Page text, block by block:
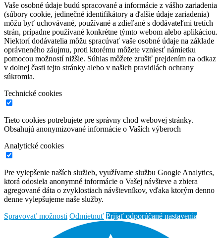
Vaše osobné údaje budú spracované a informácie z vášho zariadenia
(súbory cookie, jedinečné identifikátory a ďalšie údaje zariadenia)
môžu byť uchovávané, používané a zdieľané s dodávateľmi tretích
strán, prípadne používané konkrétne týmto webom alebo aplikáciou.
Niektorí dodávatelia môžu spracúvať vaše osobné údaje na základe
oprávneného záujmu, proti ktorému môžete vzniesť námietku
pomocou možností nižšie. Súhlas môžete zrušiť prejdením na odkaz
v dolnej časti tejto stránky alebo v našich pravidlách ochrany
súkromia.
Technické cookies
Tieto cookies potrebujete pre správny chod webovej stránky.
Obsahujú anonymizované informácie o Vaších výberoch
Analytické cookies
Pre vylepšenie naších služieb, využívame službu Google Analytics,
ktorá odosiela anonymné informácie o Vašej návšteve a zbiera
agregované dáta o zvyklostiach návštevníkov, vďaka ktorým denno
denne vylepšujeme naše služby.
Spravovať možnosti Odmietnuť Prijať odporúčané nastavenia